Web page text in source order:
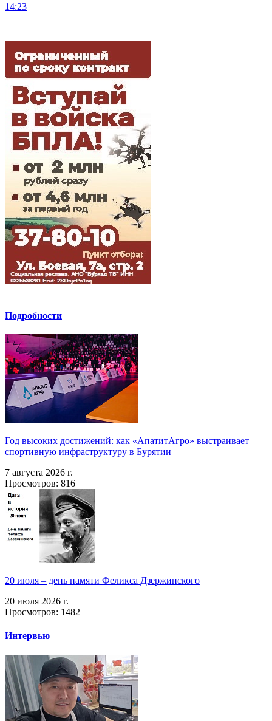
14:23
Подробности
Год высоких достижений: как «АпатитАгро» выстраивает
спортивную инфраструктуру в Бурятии
7 августа 2026 г.
Просмотров: 816
20 июля – день памяти Феликса Дзержинского
20 июля 2026 г.
Просмотров: 1482
Интервью